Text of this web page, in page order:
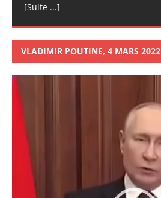
[Suite ...]
VLADIMIR POUTINE, 4 MARS 2022
Lecteur
vidéo